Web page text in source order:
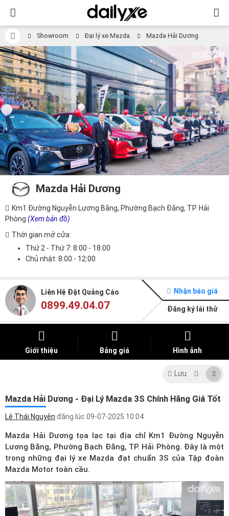
Showroom Đại lý xe Mazda Mazda Hải Dương
Mazda Hải Dương
Km1 Đường Nguyễn Lương Bằng, Phường Bạch Đằng, TP. Hải
Phòng (Xem bản đồ)
Thời gian mở cửa:
Thứ 2 - Thứ 7: 8:00 - 18:00
Chủ nhật: 8:00 - 12:00
Liên Hệ Đặt Quảng Cáo
0899.49.04.07
Nhận báo giá
Đăng ký lái thử
Giới thiệu Bảng giá Hình ảnh
Lưu
Mazda Hải Dương - Đại Lý Mazda 3S Chính Hãng Giá Tốt
Lê Thái Nguyên đăng lúc 09-07-2025 10:04
Mazda Hải Dương tọa lạc tại địa chỉ Km1 Đường Nguyễn
Lương Bằng, Phường Bạch Đằng, TP. Hải Phòng. Đây là một
trong những đại lý xe Mazda đạt chuẩn 3S của Tập đoàn
Mazda Motor toàn cầu.